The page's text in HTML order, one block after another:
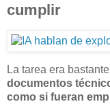
cumplir
La tarea era
documentos
como si fueran